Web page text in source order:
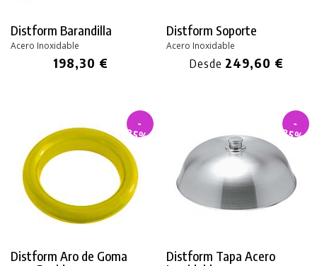
Distform Barandilla
Acero Inoxidable
198,30 €
Distform Soporte
Acero Inoxidable
Desde 249,60 €
-
35%
Distform Aro de Goma
-
35%
Distform Tapa Acero